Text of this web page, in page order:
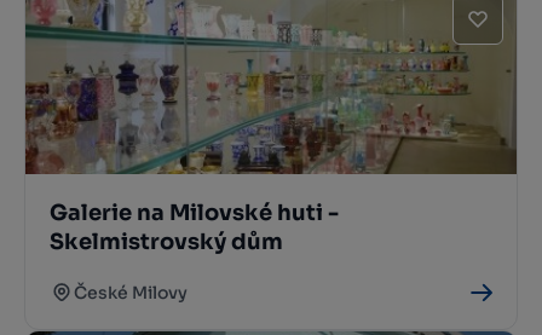
Galerie na Milovské huti -
Skelmistrovský dům
České Milovy